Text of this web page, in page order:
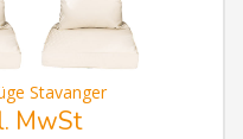
Stavanger
MwSt